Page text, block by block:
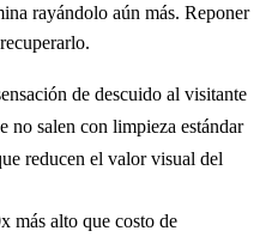
rayándolo aún más. Reponer
de descuido al visitante
no salen con limpieza estándar
reducen el valor visual del
más alto que costo de